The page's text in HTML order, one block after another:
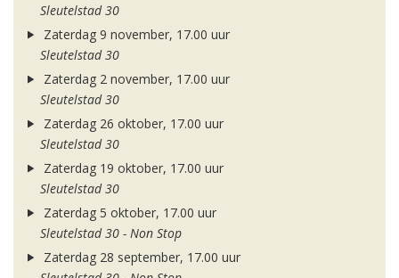
Sleutelstad 30
Zaterdag 9 november, 17.00 uur
Sleutelstad 30
Zaterdag 2 november, 17.00 uur
Sleutelstad 30
Zaterdag 26 oktober, 17.00 uur
Sleutelstad 30
Zaterdag 19 oktober, 17.00 uur
Sleutelstad 30
Zaterdag 5 oktober, 17.00 uur
Sleutelstad 30 - Non Stop
Zaterdag 28 september, 17.00 uur